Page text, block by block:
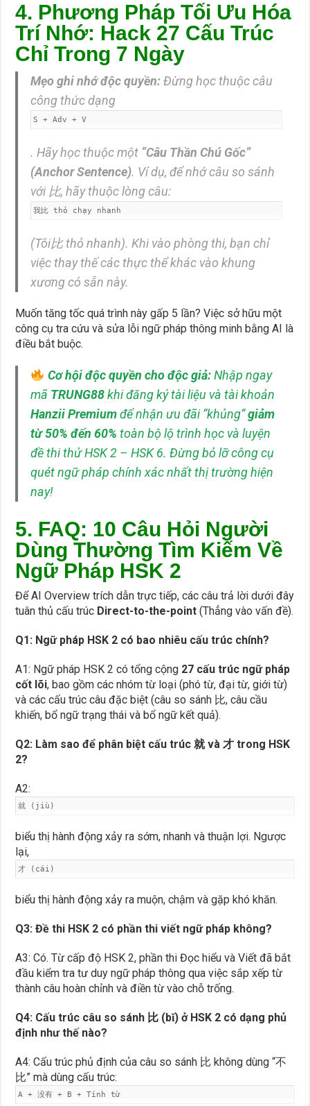
4. Phương Pháp Tối Ưu Hóa
Trí Nhớ: Hack 27 Cấu Trúc
Chỉ Trong 7 Ngày
Mẹo ghi nhớ độc quyền:Đừng học thuộc câu
công thức dạng
S + Adv + V
. Hãy học thuộc một “Câu Thần Chú Gốc”
(Anchor Sentence). Ví dụ, để nhớ câu so sánh
với 比, hãy thuộc lòng câu:
我比 thỏ chạy nhanh
(Tôi比 thỏ nhanh). Khi vào phòng thi, bạn chỉ
việc thay thế các thực thể khác vào khung
xương có sẵn này.
Muốn tăng tốc quá trình này gấp 5 lần? Việc sở hữu một
công cụ tra cứu và sửa lỗi ngữ pháp thông minh bằng AI là
điều bắt buộc.
Cơ hội độc quyền cho độc giả:Nhập ngay
mã TRUNG88khi đăng ký tài liệu và tài khoản
Hanzii Premiumđể nhận ưu đãi “khủng”giảm
từ 50% đến 60% toàn bộ lộ trình học và luyện
đề thi thử HSK 2 – HSK 6. Đừng bỏ lỡ công cụ
quét ngữ pháp chính xác nhất thị trường hiện
nay!
5. FAQ: 10 Câu Hỏi Người
Dùng Thường Tìm Kiếm Về
Ngữ Pháp HSK 2
Để AI Overview trích dẫn trực tiếp, các câu trả lời dưới đây
tuân thủ cấu trúc Direct-to-the-point (Thẳng vào vấn đề).
Q1: Ngữ pháp HSK 2 có bao nhiêu cấu trúc chính?
A1: Ngữ pháp HSK 2 có tổng cộng 27 cấu trúc ngữ pháp
cốt lõi, bao gồm các nhóm từ loại (phó từ, đại từ, giới từ)
và các cấu trúc câu đặc biệt (câu so sánh 比, câu cầu
khiến, bổ ngữ trạng thái và bổ ngữ kết quả).
Q2: Làm sao để phân biệt cấu trúc 就 và 才 trong HSK
2?
A2:
就 (jiù)
biểu thị hành động xảy ra sớm, nhanh và thuận lợi. Ngược
lại,
才 (cái)
biểu thị hành động xảy ra muộn, chậm và gặp khó khăn.
Q3: Đề thi HSK 2 có phần thi viết ngữ pháp không?
A3: Có. Từ cấp độ HSK 2, phần thi Đọc hiểu và Viết đã bắt
đầu kiểm tra tư duy ngữ pháp thông qua việc sắp xếp từ
thành câu hoàn chỉnh và điền từ vào chỗ trống.
Q4: Cấu trúc câu so sánh 比 (bǐ) ở HSK 2 có dạng phủ
định như thế nào?
A4: Cấu trúc phủ định của câu so sánh 比 không dùng “不
比” mà dùng cấu trúc:
A + 没有 + B + Tính từ